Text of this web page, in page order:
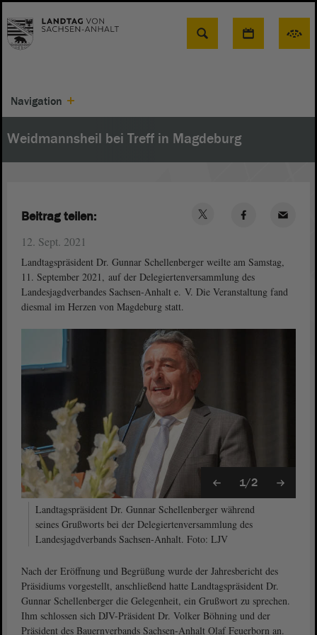
Suche
Navigation
Weidmannsheil bei Treff in Magdeburg
12. Sept. 2021
Landtagspräsident Dr. Gunnar Schellenberger weilte am Samstag,
11. September 2021, auf der Delegiertenversammlung des
Landesjagdverbandes Sachsen-Anhalt e. V. Die Veranstaltung fand
diesmal im Herzen von Magdeburg statt.
1/2
Landtagspräsident Dr. Gunnar Schellenberger während
seines Grußworts bei der Delegiertenversammlung des
Landesjagdverbands Sachsen-Anhalt. Foto: LJV
Nach der Eröffnung und Begrüßung wurde der Jahresbericht des
Präsidiums vorgestellt, anschließend hatte Landtagspräsident Dr.
Gunnar Schellenberger die Gelegenheit, ein Grußwort zu sprechen.
Ihm schlossen sich DJV-Präsident Dr. Volker Böhning und der
Präsident des Bauernverbands Sachsen-Anhalt Olaf Feuerborn an.
Beitrag teilen: